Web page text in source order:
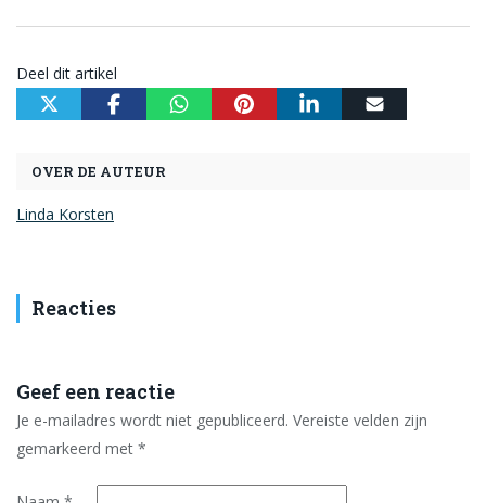
Deel dit artikel
OVER DE AUTEUR
Linda Korsten
Reacties
Geef een reactie
Je e-mailadres wordt niet gepubliceerd. Vereiste velden zijn
gemarkeerd met *